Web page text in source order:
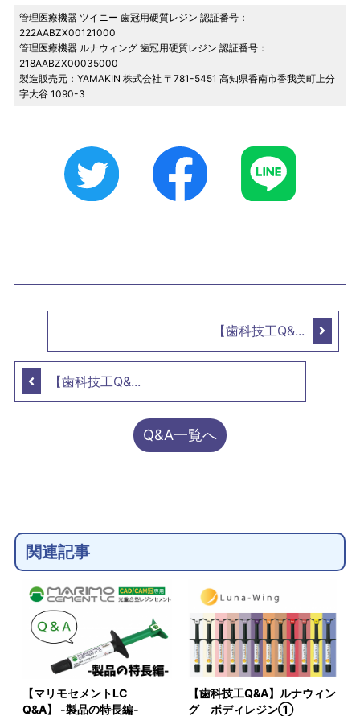
管理医療機器 ツイニー 歯冠用硬質レジン 認証番号：
222AABZX00121000
管理医療機器 ルナウィング 歯冠用硬質レジン 認証番号：
218AABZX00035000
製造販売元：YAMAKIN 株式会社 〒781-5451 高知県香南市香我美町上分
字大谷 1090-3
【歯科技工Q&...
【歯科技工Q&...
Q&A一覧へ
関連記事
【マリモセメントLC
Q&A】 -製品の特長編-
【歯科技工Q&A】ルナウィン
グ ボディレジン①